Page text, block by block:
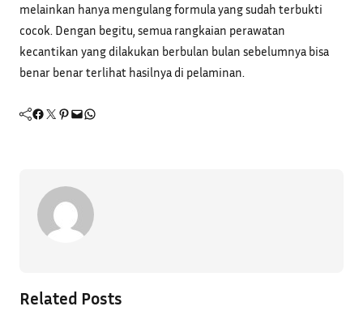
melainkan hanya mengulang formula yang sudah terbukti
cocok. Dengan begitu, semua rangkaian perawatan
kecantikan yang dilakukan berbulan bulan sebelumnya bisa
benar benar terlihat hasilnya di pelaminan.
Facebook Twitter Pinterest Mail WhatsApp
Related Posts